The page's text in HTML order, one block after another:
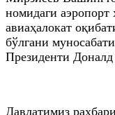
номидаги
авиаҳалокат
бўлгани
Президенти
Давлатимиз